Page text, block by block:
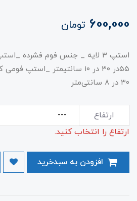
600,000 تومان
استپ ۳ لایه _ جنس فوم فشرده
۳۰ در ۸ سانتی‌متر
ارتفاع
ارتفاع را انتخاب کنید.